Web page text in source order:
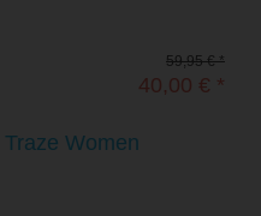
59,95 € *
40,00 € *